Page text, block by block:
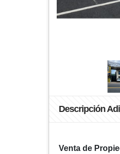
Descripción
Venta de